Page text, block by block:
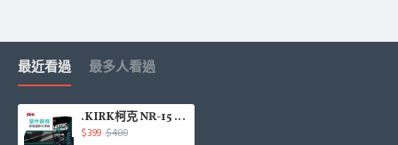
最近看過 最多人看過
.KIRK柯克 NR-15 塑件飾條修復還原光澤劑240ml
$399 $480